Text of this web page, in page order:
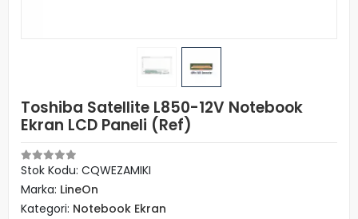
Toshiba Satellite L850-12V Notebook
Ekran LCD Paneli (Ref)
Stok Kodu: CQWEZAMIKI
Marka: LineOn
Kategori: Notebook Ekran